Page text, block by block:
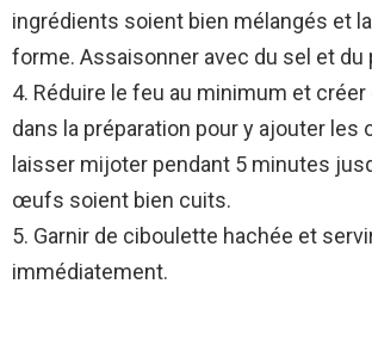
ingrédients soient bien mélangés et
forme. Assaisonner avec du sel et du
4. Réduire le feu au minimum et
dans la préparation pour y ajouter
laisser mijoter pendant 5 minutes
œufs soient bien cuits.
5. Garnir de ciboulette hachée et
immédiatement.